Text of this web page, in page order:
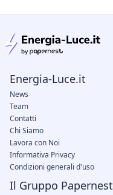
Energia-Luce.it
News
Team
Contatti
Chi Siamo
Lavora con Noi
Informativa Privacy
Condizioni generali d'uso
Il Gruppo Papernest